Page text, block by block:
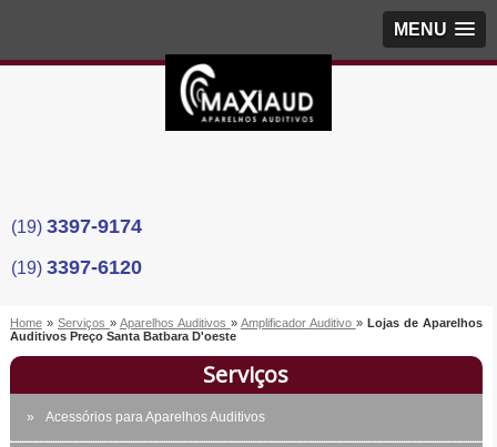
MENU
(19) 3397-9174
(19) 3397-6120
Home » Serviços » Aparelhos Auditivos » Amplificador Auditivo » Lojas de Aparelhos
Auditivos Preço Santa Batbara D'oeste
Serviços
Acessórios para Aparelhos Auditivos